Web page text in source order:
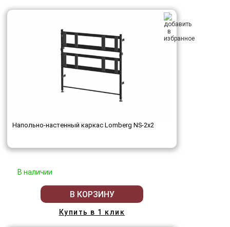
Напольно-настенный каркас Lomberg NS-2х2
В наличии
В КОРЗИНУ
Купить в 1 клик